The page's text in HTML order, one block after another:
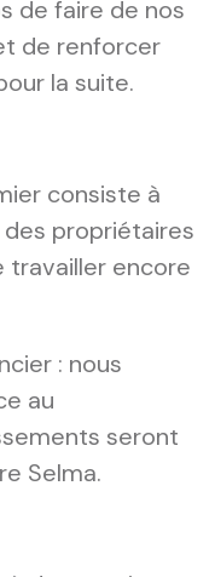
de faire de nos
de renforcer
la suite.
consiste à
propriétaires
travailler encore
: nous
au
seront
Selma.